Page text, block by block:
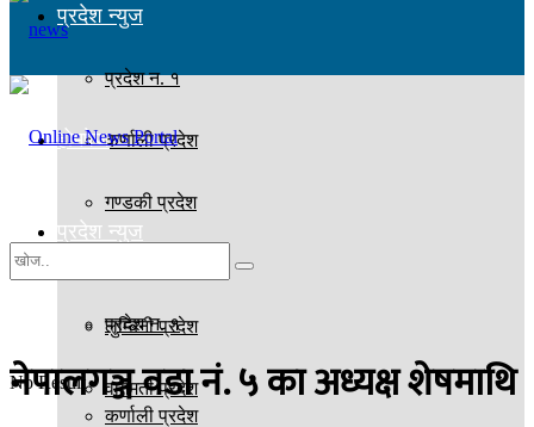
प्रदेश न्युज
प्रदेश न. १
कर्णाली प्रदेश
गण्डकी प्रदेश
लुम्बिनी प्रदेश
वागमती प्रदेश
होमपेज
प्रदेश न्युज
प्रदेश न. १
कर्णाली प्रदेश
No Result
नेपालगञ्ज वडा नं. ५ का अध्यक्ष शेषमाथि